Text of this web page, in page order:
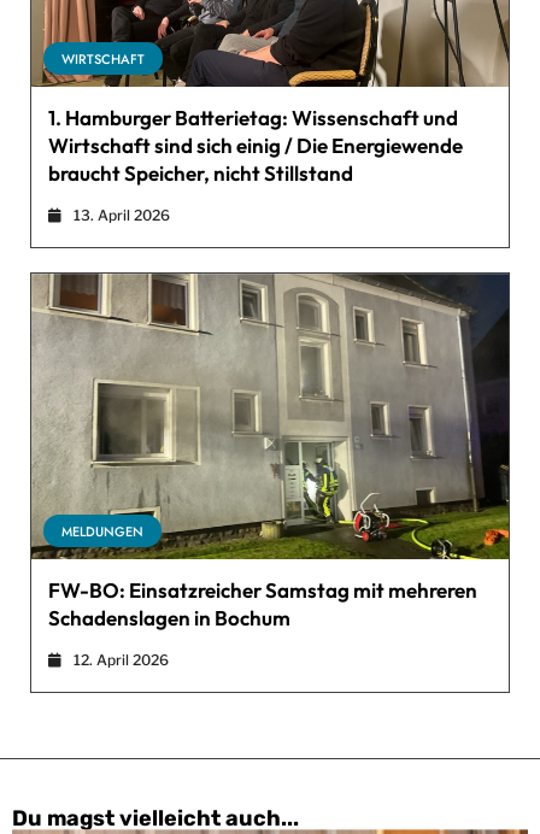
WIRTSCHAFT
1. Hamburger Batterietag: Wissenschaft und
Wirtschaft sind sich einig / Die Energiewende
braucht Speicher, nicht Stillstand
13. April 2026
MELDUNGEN
FW-BO: Einsatzreicher Samstag mit mehreren
Schadenslagen in Bochum
12. April 2026
Du magst vielleicht auch...